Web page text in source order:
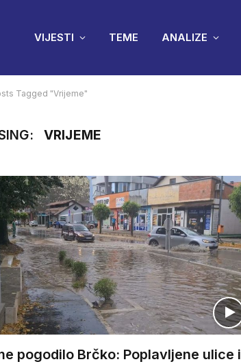
VIJESTI TEME ANALIZE
Tagged "Vrijeme"
VRIJEME
pogodilo Brčko: Poplavljene ulice i